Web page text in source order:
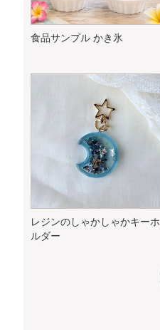
食品サンプル かき氷
レジンのしゃかしゃかキーホ
ルダー